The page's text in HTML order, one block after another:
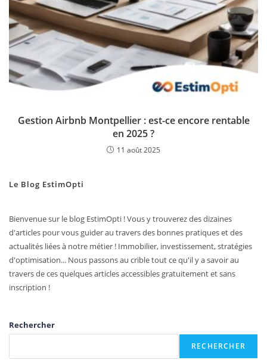
Gestion Airbnb Montpellier : est-ce encore rentable
en 2025 ?
11 août 2025
Le Blog EstimOpti
Bienvenue sur le blog EstimOpti ! Vous y trouverez des dizaines
d'articles pour vous guider au travers des bonnes pratiques et des
actualités liées à notre métier ! Immobilier, investissement, stratégies
d'optimisation... Nous passons au crible tout ce qu'il y a savoir au
travers de ces quelques articles accessibles gratuitement et sans
inscription !
Rechercher
RECHERCHER